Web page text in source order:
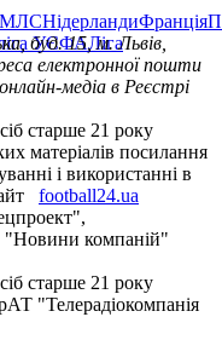
МЛСНідерландиФранція
УЄФАЛіга
буд. 15, м. Львів,
електронної пошти
медіа в Реєстрі
старше 21 року
матеріалів посилання
і використанні в
football24.ua
"Новини компаній"
старше 21 року
"Телерадіокомпанія